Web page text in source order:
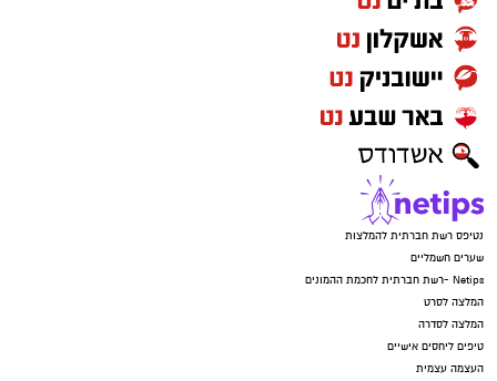
נטיפס רשת חברתית להמלצות
שערים חשמליים
Netips -רשת חברתית לחכמת ההמונים
המלצה לסרט
המלצה לסדרה
טיפים ליחסים אישיים
העצמה עצמית